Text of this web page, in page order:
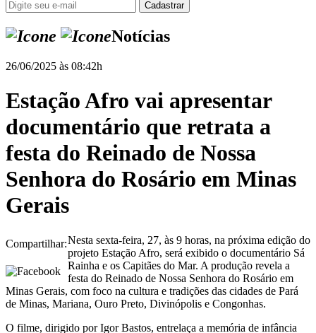
Notícias
26/06/2025 às 08:42h
Estação Afro vai apresentar
documentário que retrata a
festa do Reinado de Nossa
Senhora do Rosário em Minas
Gerais
Compartilhar:Nesta sexta-feira, 27, às 9 horas, na próxima edição do
projeto Estação Afro, será exibido o documentário Sá
Rainha e os Capitães do Mar. A produção revela a
festa do Reinado de Nossa Senhora do Rosário em
Minas Gerais, com foco na cultura e tradições das cidades de Pará
de Minas, Mariana, Ouro Preto, Divinópolis e Congonhas.
O filme, dirigido por Igor Bastos, entrelaça a memória de infância